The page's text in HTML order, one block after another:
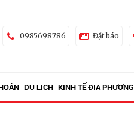
0985698786 Đặt báo
DU LỊCH KINH TẾ ĐỊA PHƯƠNG